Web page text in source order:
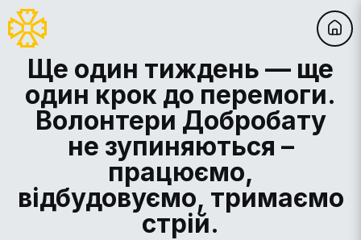
Ще один тиждень — ще
один крок до перемоги.
Волонтери Добробату
не зупиняються –
працюємо,
відбудовуємо, тримаємо
стрій.